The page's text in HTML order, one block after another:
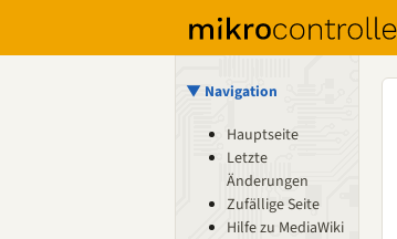
▼ Navigation
Hauptseite
Letzte
Änderungen
Zufällige Seite
Hilfe zu MediaWiki